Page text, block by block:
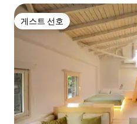
게스트 선호
게스트 선호